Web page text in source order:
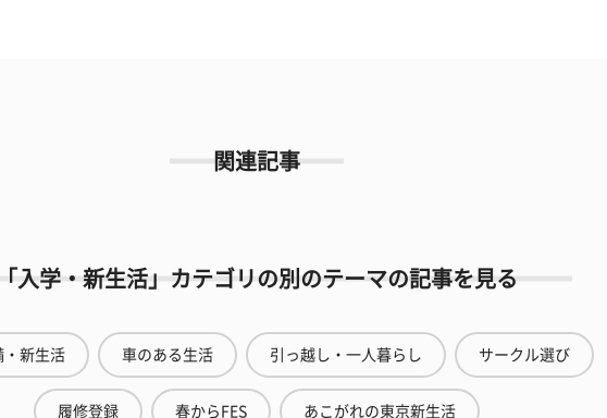
関連記事
「入学・新生活」カテゴリの別のテーマの記事を見る
・新生活 車のある生活 引っ越し・一人暮らし サークル選び
履修登録 春からFES あこがれの東京新生活